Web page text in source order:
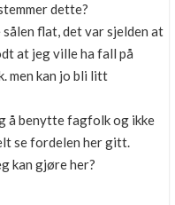
dette?
flat, det var sjelden at
at jeg ville ha fall på
men kan jo bli litt
å benytte fagfolk og ikke
se fordelen her gitt.
kan gjøre her?